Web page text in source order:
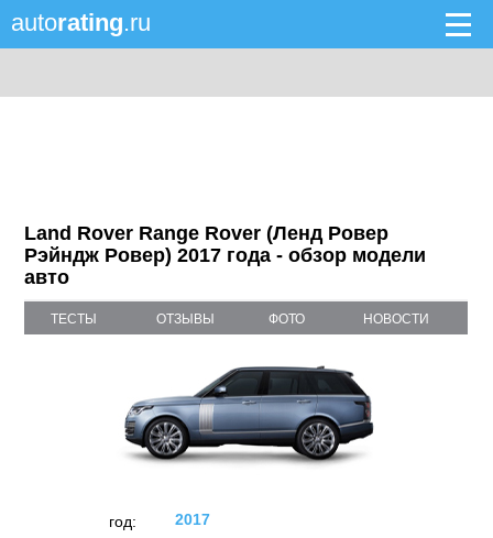
autorating.ru
Land Rover Range Rover (Ленд Ровер
Рэйндж Ровер) 2017 года - обзор модели
авто
ТЕСТЫ ОТЗЫВЫ ФОТО НОВОСТИ
год:
2017